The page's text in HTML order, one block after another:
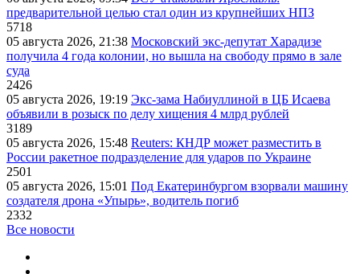
предварительной целью стал один из крупнейших НПЗ
5718
05 августа 2026, 21:38 Московский экс-депутат Харадизе
получила 4 года колонии, но вышла на свободу прямо в зале
суда
2426
05 августа 2026, 19:19 Экс-зама Набиуллиной в ЦБ Исаева
объявили в розыск по делу хищения 4 млрд рублей
3189
05 августа 2026, 15:48 Reuters: КНДР может разместить в
России ракетное подразделение для ударов по Украине
2501
05 августа 2026, 15:01 Под Екатеринбургом взорвали машину
создателя дрона «Упырь», водитель погиб
2332
Все новости